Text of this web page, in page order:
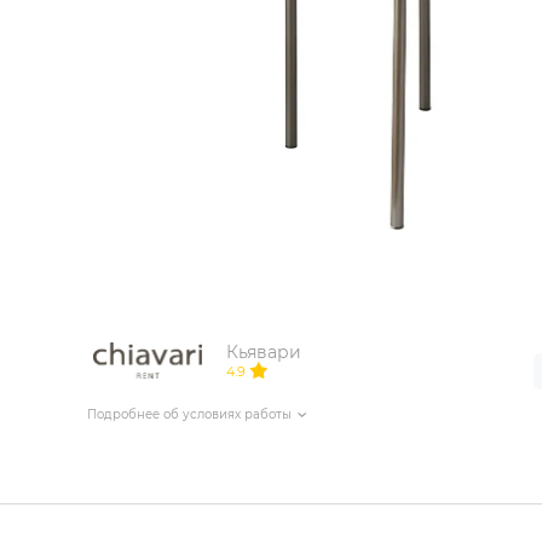
ТЕХНИЧЕСКОЕ ОБОРУДОВАНИЕ
Кьявари
4.9
Подробнее об условиях работы